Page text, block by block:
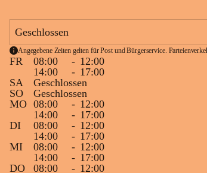
Geschlossen
Angegebene Zeiten gelten für Post und Bürgerservice.
FR 08:00 - 12:00
14:00
- 17:00
SA
Geschlossen
SO
Geschlossen
MO 08:00 - 12:00
14:00
- 17:00
DI
08:00 - 12:00
14:00
- 17:00
MI
08:00 - 12:00
14:00
- 17:00
DO
08:00 - 12:00